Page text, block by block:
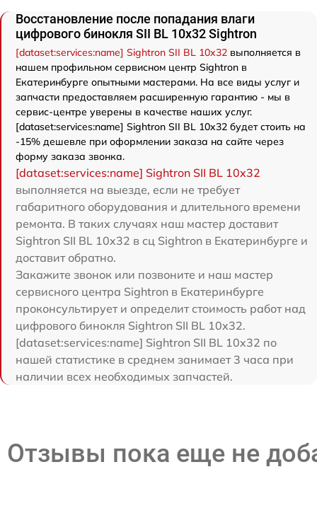
Восстановление после попадания влаги
цифрового бинокля SII BL 10x32 Sightron
[dataset:services:name] Sightron SII BL 10x32 выполняется в
нашем профильном сервисном центр Sightron в
Екатеринбурге опытными мастерами. На все виды услуг и
запчасти предоставляем расширенную гарантию - мы в
сервис-центре уверены в качестве наших услуг.
[dataset:services:name] Sightron SII BL 10x32 будет стоить на
-15% дешевле при оформлении заказа на сайте через
форму заказа звонка.
[dataset:services:name] Sightron SII BL 10x32
выполняется на выезде, если не требует
габаритного оборудования и длительного времени
ремонта. В таких случаях наш мастер доставит
Sightron SII BL 10x32 в сц Sightron в Екатеринбурге и
доставит обратно.
Закажите звонок или позвоните и наш мастер
сервисного центра Sightron в Екатеринбурге
проконсультирует и определит стоимость работ над
цифрового бинокля Sightron SII BL 10x32.
[dataset:services:name] Sightron SII BL 10x32 по
нашей статистике в среднем занимает 3 часа при
наличии всех необходимых запчастей.
Отзывы пока еще не